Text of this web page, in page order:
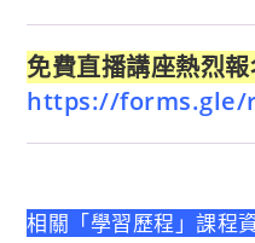
免費直播講座熱烈報
https://forms.gle/
相關「學習歷程」課程